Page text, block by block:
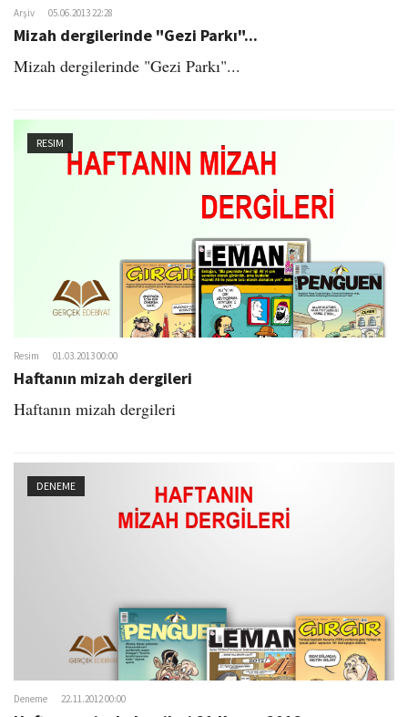
Arşiv 05.06.2013 22:28
Mizah dergilerinde "Gezi Parkı"...
Mizah dergilerinde "Gezi Parkı"...
RESIM
Resim 01.03.2013 00:00
Haftanın mizah dergileri
Haftanın mizah dergileri
DENEME
Deneme 22.11.2012 00:00